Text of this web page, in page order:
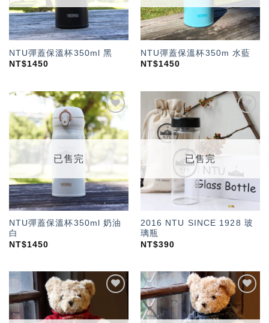
NTU彈蓋保溫杯350ml 黑
NT$1450
NTU彈蓋保溫杯350m 水藍
NT$1450
加入
「願
望輕
已售完
NTU彈蓋保溫杯350ml 奶油
白
NT$1450
加入
「願
望輕
已售完
2016 NTU SINCE 1928 玻
璃瓶
NT$390
望輕
「願
望輕